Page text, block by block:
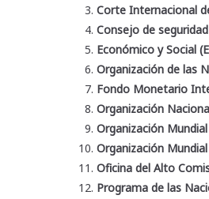
Corte Internacional
Consejo de seguridad
Económico y Social
Organización de las
Fondo Monetario
Organización
Organización
Organización
Oficina del Alto
Programa de las